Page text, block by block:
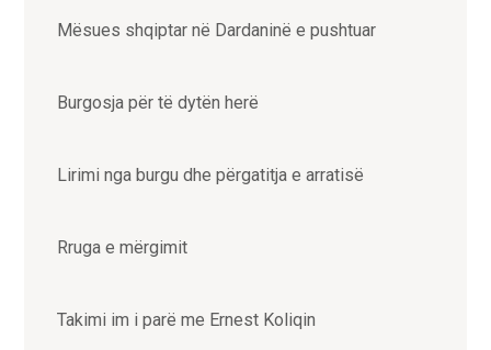
Mësues shqiptar në Dardaninë e pushtuar
Burgosja për të dytën herë
Lirimi nga burgu dhe përgatitja e arratisë
Rruga e mërgimit
Takimi im i parë me Ernest Koliqin